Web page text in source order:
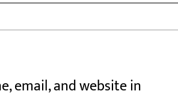
email, and website in